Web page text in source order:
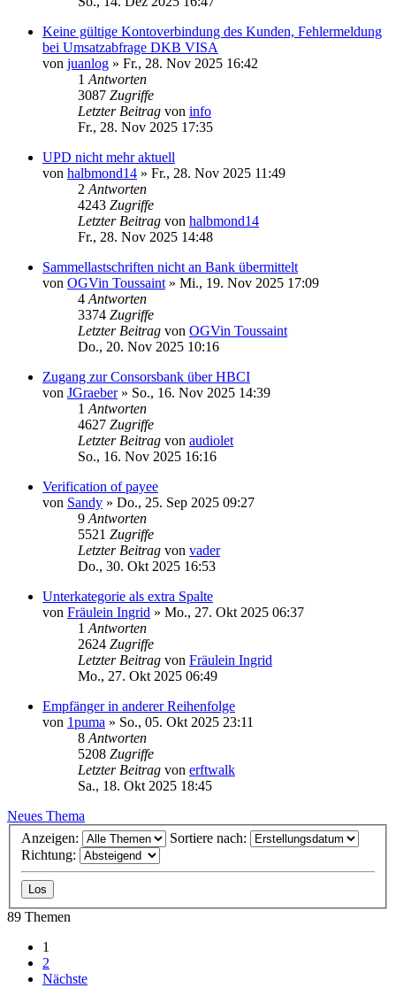
Keine gültige Kontoverbindung des Kunden, Fehlermeldung
bei Umsatzabfrage DKB VISA
von juanlog » Fr., 28. Nov 2025 16:42
1 Antworten
3087 Zugriffe
Letzter Beitrag von info
Fr., 28. Nov 2025 17:35
UPD nicht mehr aktuell
von halbmond14 » Fr., 28. Nov 2025 11:49
2 Antworten
4243 Zugriffe
Letzter Beitrag von halbmond14
Fr., 28. Nov 2025 14:48
Sammellastschriften nicht an Bank übermittelt
von OGVin Toussaint » Mi., 19. Nov 2025 17:09
4 Antworten
3374 Zugriffe
Letzter Beitrag von OGVin Toussaint
Do., 20. Nov 2025 10:16
Zugang zur Consorsbank über HBCI
von JGraeber» So., 16. Nov 2025 14:39
1 Antworten
4627 Zugriffe
Letzter Beitrag von audiolet
So., 16. Nov 2025 16:16
Verification of payee
von Sandy » Do., 25. Sep 2025 09:27
9 Antworten
5521 Zugriffe
Letzter Beitrag von vader
Do., 30. Okt 2025 16:53
Unterkategorie als extra Spalte
von Fräulein Ingrid » Mo., 27. Okt 2025 06:37
1 Antworten
2624 Zugriffe
Letzter Beitrag von Fräulein Ingrid
Mo., 27. Okt 2025 06:49
Empfänger in anderer Reihenfolge
von 1puma » So., 05. Okt 2025 23:11
8 Antworten
5208 Zugriffe
Letzter Beitrag von erftwalk
Sa., 18. Okt 2025 18:45
Neues Thema
Anzeigen:
Sortiere nach:
Richtung:
89 Themen
1
2
Nächste